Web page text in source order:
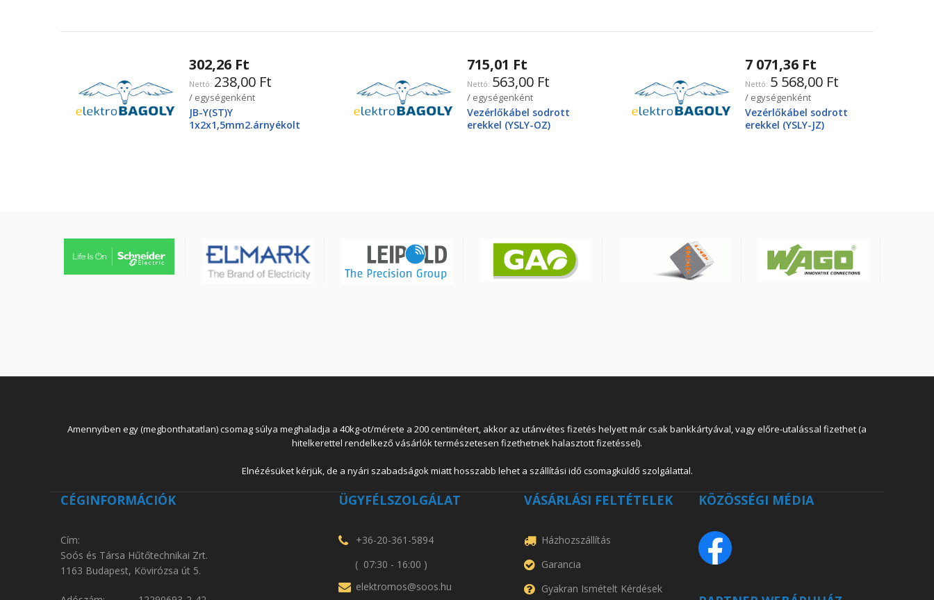
302,26 Ft
238,00 Ft
/ egységenként
JB-Y(ST)Y
1x2x1,5mm2.árnyékolt
715,01 Ft
563,00 Ft
/ egységenként
Vezérlőkábel sodrott
erekkel (YSLY-OZ)
7 071,36 Ft
5 568,00 Ft
/ egységenként
Vezérlőkábel sodrott
erekkel (YSLY-JZ)
Amennyiben egy (megbonthatatlan) csomag súlya meghaladja a 40kg-ot/mérete a 200 centimétert, akkor az utánvétes fizetés helyett már csak bankkártyával, vagy előre-utalással fizethet (a
hitelkerettel rendelkező vásárlók természetesen fizethetnek halasztott fizetéssel).
Elnézésüket kérjük, de a nyári szabadságok miatt hosszabb lehet a szállítási idő csomagküldő szolgálattal.
CÉGINFORMÁCIÓK
Cím:
Soós és Társa Hűtőtechnikai Zrt.
1163 Budapest, Kövirózsa út 5.
ÜGYFÉLSZOLGÁLAT
+36-20-361-5894
( 07:30 - 16:00 )
elektromos@soos.hu
VÁSÁRLÁSI FELTÉTELEK
Házhozszállítás
Garancia
Gyakran Ismételt Kérdések
KÖZÖSSÉGI MÉDIA